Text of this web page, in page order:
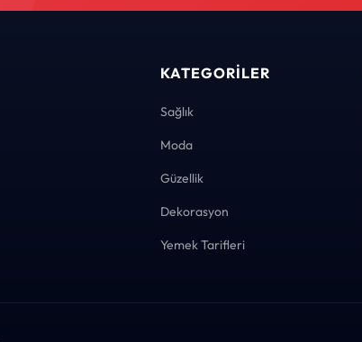
KATEGORILER
Sağlık
Moda
Güzellik
Dekorasyon
Yemek Tarifleri